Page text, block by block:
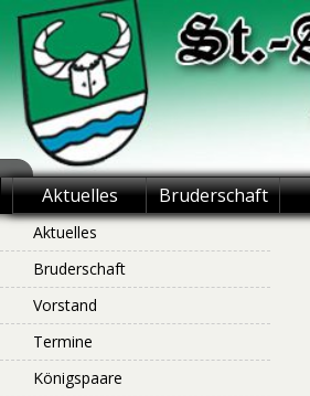
Skip
content
St.-Antonius
Schützenbruderschaft
Niederntudorf
Aktuelles Bruderschaft
Aktuelles
Bruderschaft
Vorstand
Termine
Königspaare